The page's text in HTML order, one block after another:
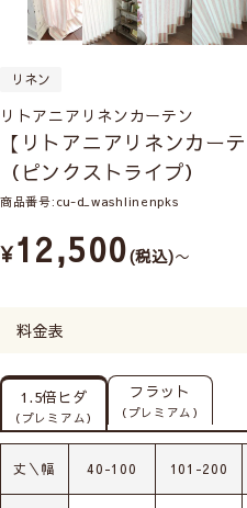
リネン
リトアニアリネンカーテン
【リトアニアリネンカー
（ピンクストライプ）
商品番号 cu-d_washlinenpks
¥12,500 税込 〜
料金表
1.5倍ヒダ
（プレミアム）
フラット
（プレミアム）
丈＼幅 40-100 101-200